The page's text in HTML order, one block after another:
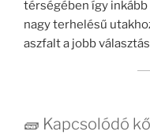
térségében így
nagy terhelésű
aszfalt a jobb
🧱 Kapcsolódó